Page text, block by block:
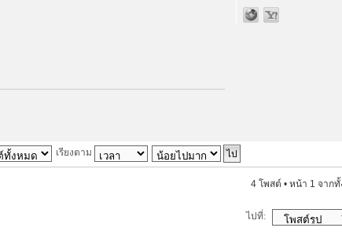
เรียงตาม
4 โพสต์ • หน้า 1 จาก
ไปที่: